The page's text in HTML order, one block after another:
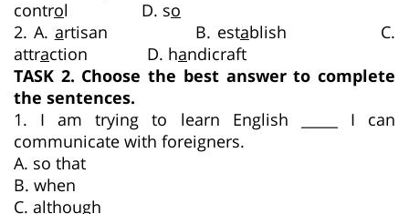
control D. so
2. A. artisan B. establish C.
attraction D. handicraft
TASK 2. Choose the best answer to complete
the sentences.
1. I am trying to learn English _____ I can
communicate with foreigners.
A. so that
B. when
C. although